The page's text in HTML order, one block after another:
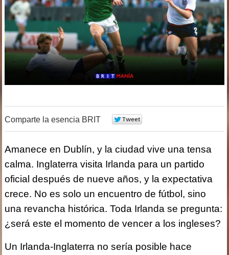
Comparte la esencia BRIT
Amanece en Dublín, y la ciudad vive una tensa
calma. Inglaterra visita Irlanda para un partido
oficial después de nueve años, y la expectativa
crece. No es solo un encuentro de fútbol, sino
una revancha histórica. Toda Irlanda se pregunta:
¿será este el momento de vencer a los ingleses?
Un Irlanda-Inglaterra no sería posible hace